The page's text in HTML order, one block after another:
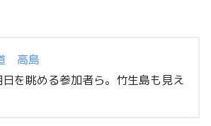
を眺める参加者ら。竹生島も見え